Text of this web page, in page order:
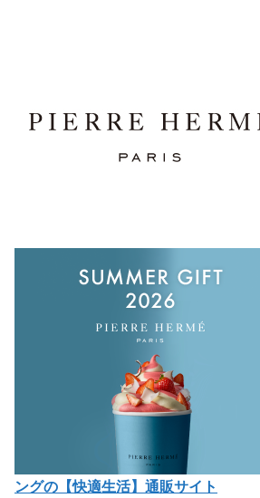
ングの【快適生活】通販サイト